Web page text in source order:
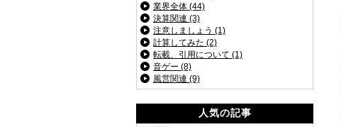
業界全体 (44)
決算関連 (3)
注意しましょう (1)
計算してみた (2)
転載、引用について (1)
音ゲー (8)
風営関連 (9)
人気の記事